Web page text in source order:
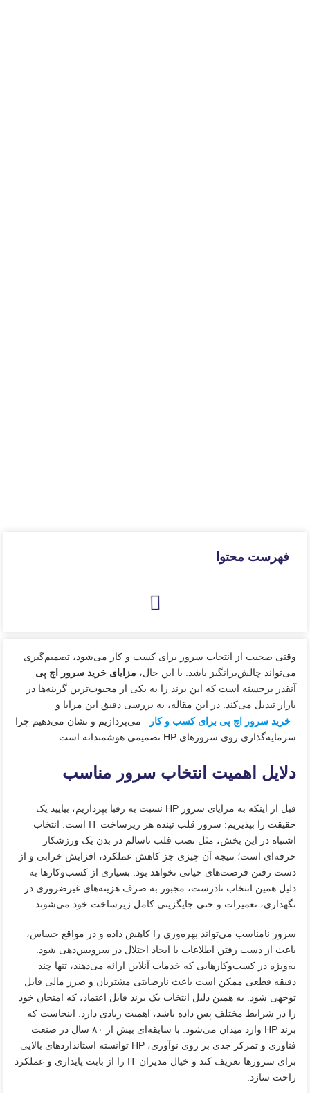
فهرست محتوا
وقتی صحبت از انتخاب سرور برای کسب و کار می‌شود، تصمیم‌گیری
می‌تواند چالش‌برانگیز باشد. با این حال، مزایای خرید سرور اچ پی
آنقدر برجسته است که این برند را به یکی از محبوب‌ترین گزینه‌ها در
بازار تبدیل می‌کند. در این مقاله، به بررسی دقیق این مزایا و
خرید سرور اچ پی برای کسب و کار
می‌پردازیم و نشان می‌دهیم چرا
سرمایه‌گذاری روی سرورهای HP تصمیمی هوشمندانه است.
دلایل اهمیت انتخاب سرور مناسب
قبل از اینکه به مزایای سرور HP نسبت به رقبا بپردازیم، بیایید یک
حقیقت را بپذیریم: سرور قلب تپنده هر زیرساخت IT است. انتخاب
اشتباه در این بخش، مثل نصب قلب ناسالم در بدن یک ورزشکار
حرفه‌ای است؛ نتیجه آن چیزی جز کاهش عملکرد، افزایش خرابی و از
دست رفتن فرصت‌های حیاتی نخواهد بود. بسیاری از کسب‌وکارها به
دلیل همین انتخاب نادرست، مجبور به صرف هزینه‌های غیرضروری در
نگهداری، تعمیرات و حتی جایگزینی کامل زیرساخت خود می‌شوند.
سرور نامناسب می‌تواند بهره‌وری را کاهش داده و در مواقع حساس،
باعث از دست رفتن اطلاعات یا ایجاد اختلال در سرویس‌دهی شود.
به‌ویژه در کسب‌وکارهایی که خدمات آنلاین ارائه می‌دهند، تنها چند
دقیقه قطعی ممکن است باعث نارضایتی مشتریان و ضرر مالی قابل
توجهی شود. به همین دلیل انتخاب یک برند قابل اعتماد، که امتحان خود
را در شرایط مختلف پس داده باشد، اهمیت زیادی دارد. اینجاست که
برند HP وارد میدان می‌شود. با سابقه‌ای بیش از ۸۰ سال در صنعت
فناوری و تمرکز جدی بر روی نوآوری، HP توانسته استانداردهای بالایی
برای سرورها تعریف کند و خیال مدیران IT را از بابت پایداری و عملکرد
راحت سازد.